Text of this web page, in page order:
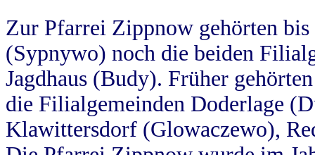
Zur Pfarrei Zippnow gehörten
(Sypnywo) noch die beiden
Jagdhaus (Budy). Früher
die Filialgemeinden Doderlage
Klawittersdorf (Glowaczewo),